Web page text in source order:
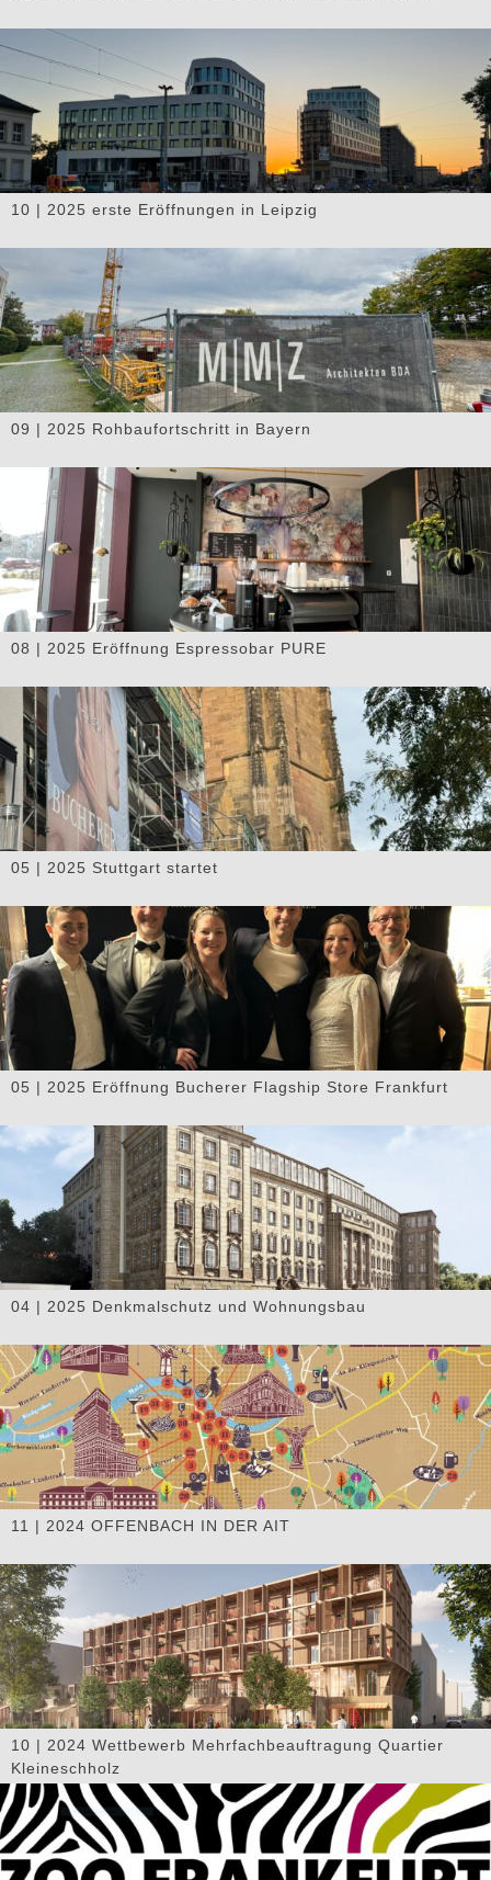
10 | 2025 erste Eröffnungen in Leipzig
09 | 2025 Rohbaufortschritt in Bayern
08 | 2025 Eröffnung Espressobar PURE
05 | 2025 Stuttgart startet
05 | 2025 Eröffnung Bucherer Flagship Store Frankfurt
04 | 2025 Denkmalschutz und Wohnungsbau
11 | 2024 OFFENBACH IN DER AIT
10 | 2024 Wettbewerb Mehrfachbeauftragung Quartier
Kleineschholz